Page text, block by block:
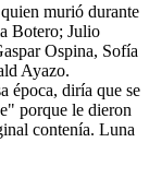
murió durante
Botero; Julio
Ospina, Sofía
Ayazo.
época, diría que se
porque le dieron
contenía. Luna